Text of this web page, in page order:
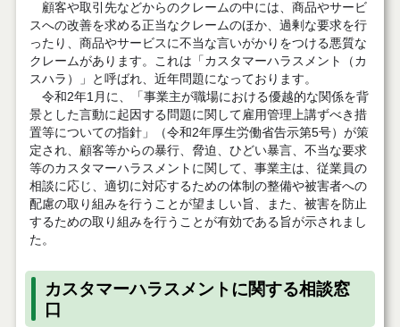
顧客や取引先などからのクレームの中には、商品やサービ
スへの改善を求める正当なクレームのほか、過剰な要求を行
ったり、商品やサービスに不当な言いがかりをつける悪質な
クレームがあります。これは「カスタマーハラスメント（カ
スハラ）」と呼ばれ、近年問題になっております。
令和2年1月に、「事業主が職場における優越的な関係を背
景とした言動に起因する問題に関して雇用管理上講ずべき措
置等についての指針」（令和2年厚生労働省告示第5号）が策
定され、顧客等からの暴行、脅迫、ひどい暴言、不当な要求
等のカスタマーハラスメントに関して、事業主は、従業員の
相談に応じ、適切に対応するための体制の整備や被害者への
配慮の取り組みを行うことが望ましい旨、また、被害を防止
するための取り組みを行うことが有効である旨が示されまし
た。
カスタマーハラスメントに関する相談窓
口